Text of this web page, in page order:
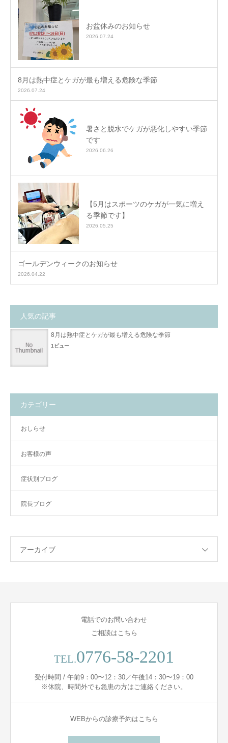
お盆休みのお知らせ
2026.07.24
8月は熱中症とケガが最も増える危険な季節
2026.07.24
暑さと脱水でケガが悪化しやすい季節
です
2026.06.26
【5月はスポーツのケガが一気に増え
る季節です】
2026.05.25
ゴールデンウィークのお知らせ
2026.04.22
人気の記事
8月は熱中症とケガが最も増える危険な季節
1ビュー
カテゴリー
おしらせ
お客様の声
症状別ブログ
院長ブログ
アーカイブ
電話でのお問い合わせ
ご相談はこちら
TEL.0776-58-2201
受付時間 / 午前9：00〜12：30／午後14：30〜19：00
※休院、時間外でも急患の方はご連絡ください。
WEBからの診療予約はこちら